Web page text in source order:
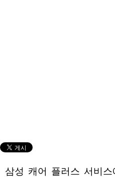
삼성 캐어 플러스 서비